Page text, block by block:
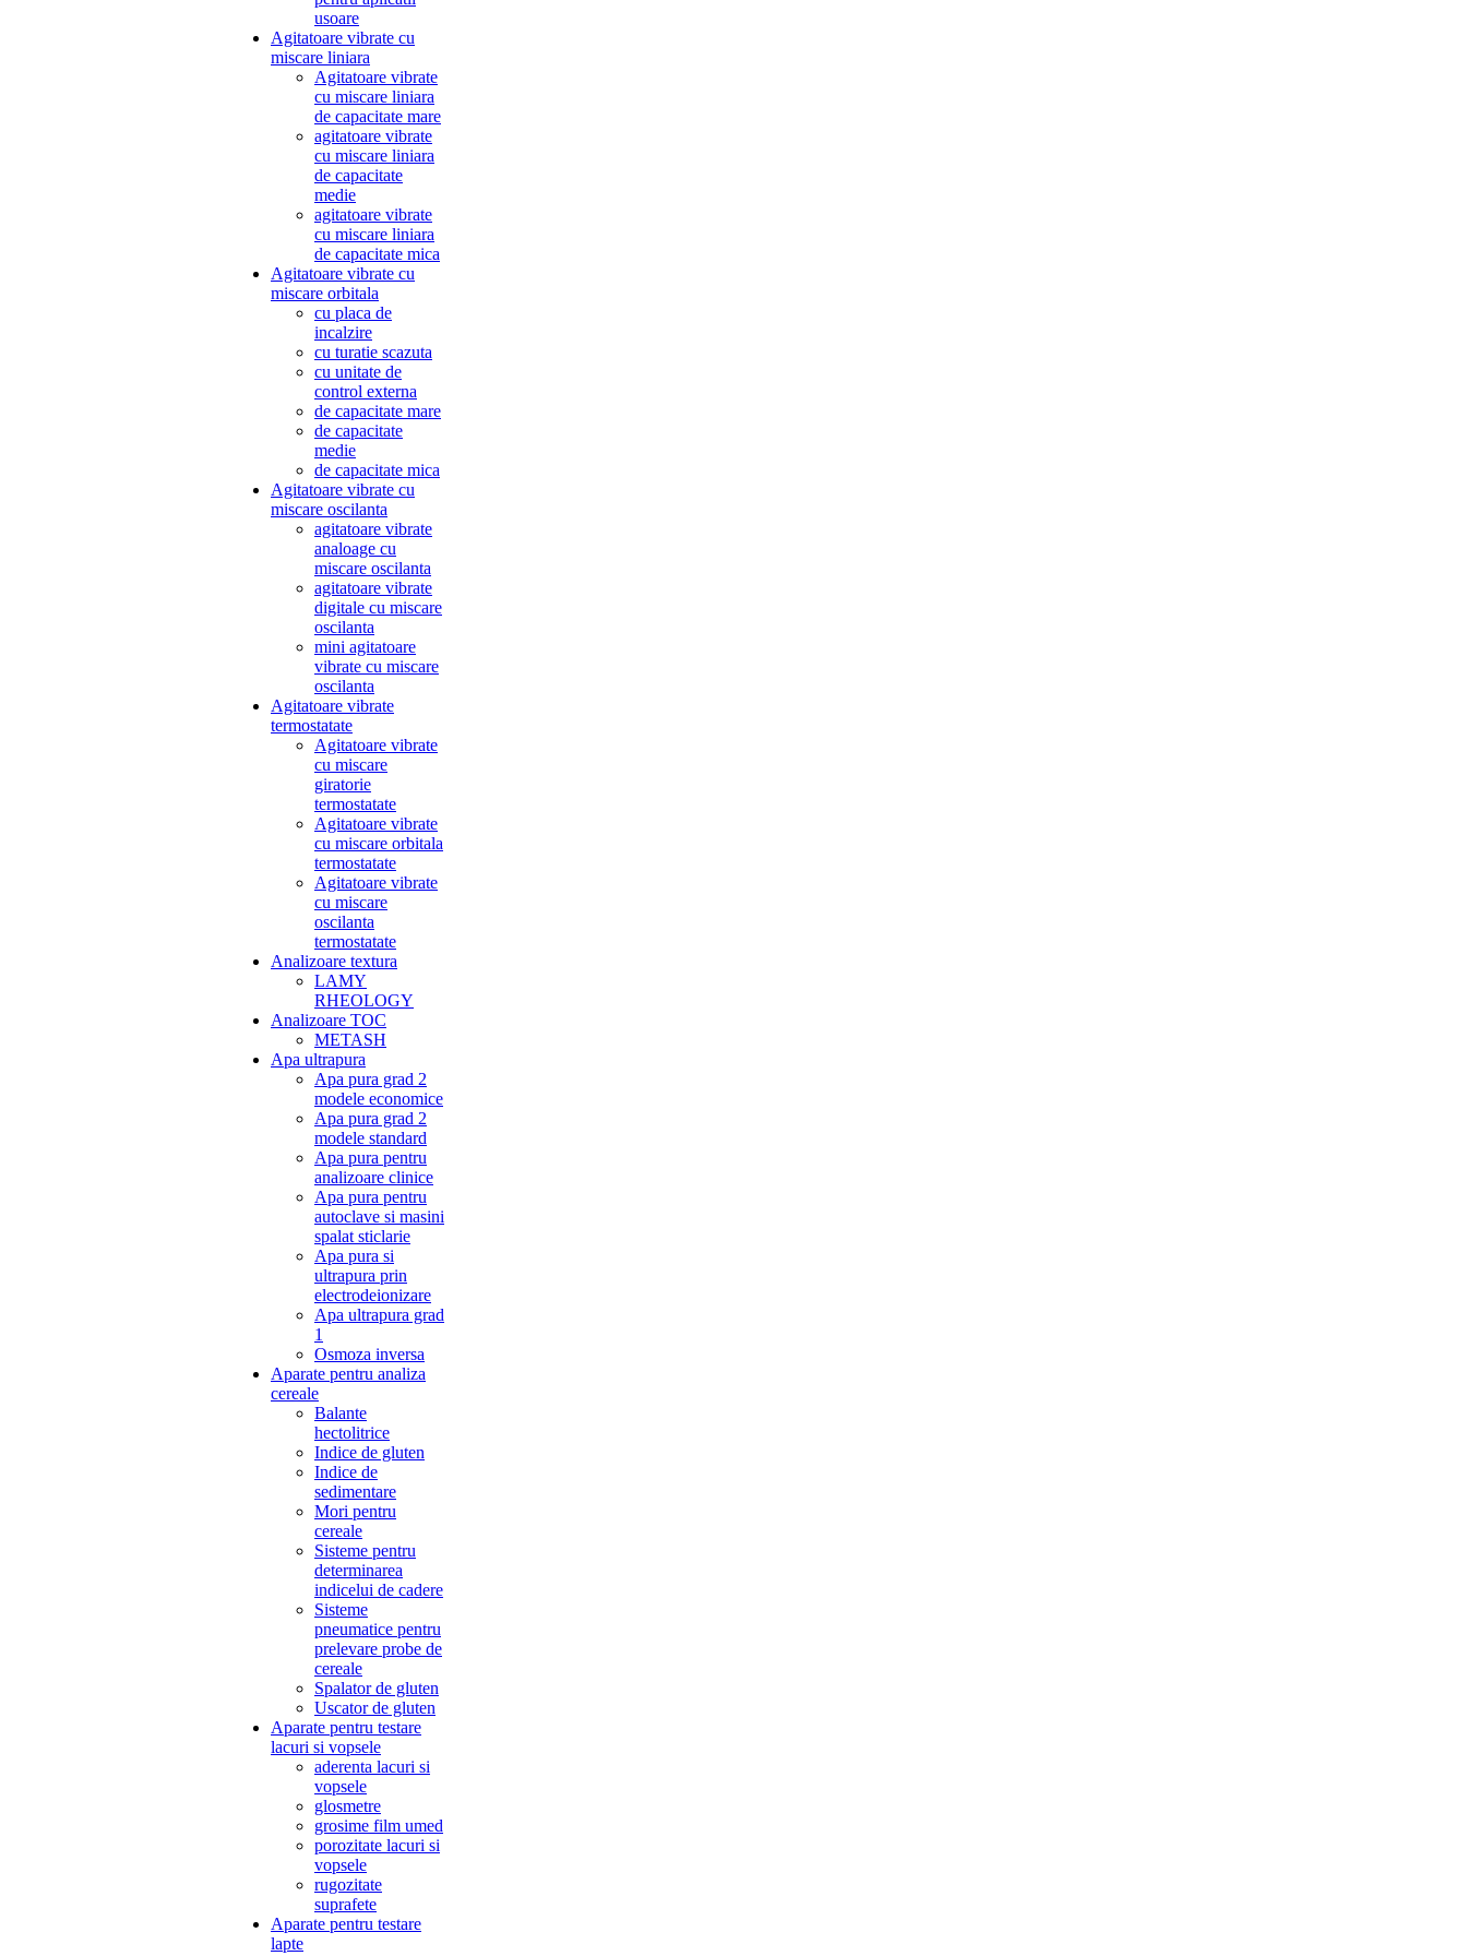
usoare
Agitatoare vibrate cu
miscare liniara
Agitatoare vibrate
cu miscare liniara
de capacitate mare
agitatoare vibrate
cu miscare liniara
de capacitate
medie
agitatoare vibrate
cu miscare liniara
de capacitate mica
Agitatoare vibrate cu
miscare orbitala
cu placa de
incalzire
cu turatie scazuta
cu unitate de
control externa
de capacitate mare
de capacitate
medie
de capacitate mica
Agitatoare vibrate cu
miscare oscilanta
agitatoare vibrate
analoage cu
miscare oscilanta
agitatoare vibrate
digitale cu miscare
oscilanta
mini agitatoare
vibrate cu miscare
oscilanta
Agitatoare vibrate
termostatate
Agitatoare vibrate
cu miscare
giratorie
termostatate
Agitatoare vibrate
cu miscare orbitala
termostatate
Agitatoare vibrate
cu miscare
oscilanta
termostatate
Analizoare textura
LAMY
RHEOLOGY
Analizoare TOC
METASH
Apa ultrapura
Apa pura grad 2
modele economice
Apa pura grad 2
modele standard
Apa pura pentru
analizoare clinice
Apa pura pentru
autoclave si masini
spalat sticlarie
Apa pura si
ultrapura prin
electrodeionizare
Apa ultrapura grad
1
Osmoza inversa
Aparate pentru analiza
cereale
Balante
hectolitrice
Indice de gluten
Indice de
sedimentare
Mori pentru
cereale
Sisteme pentru
determinarea
indicelui de cadere
Sisteme
pneumatice pentru
prelevare probe de
cereale
Spalator de gluten
Uscator de gluten
Aparate pentru testare
lacuri si vopsele
aderenta lacuri si
vopsele
glosmetre
grosime film umed
porozitate lacuri si
vopsele
rugozitate
suprafete
Aparate pentru testare
lapte